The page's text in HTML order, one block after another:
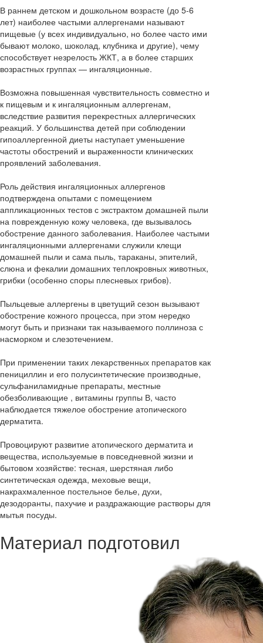
В раннем детском и дошкольном возрасте (до 5-6
лет) наиболее частыми аллергенами называют
пищевые (у всех индивидуально, но более часто ими
бывают молоко, шоколад, клубника и другие), чему
способствует незрелость ЖКТ, а в более старших
возрастных группах — ингаляционные.
Возможна повышенная чувствительность совместно и
к пищевым и к ингаляционным аллергенам,
вследствие развития перекрестных аллергических
реакций. У большинства детей при соблюдении
гипоаллергенной диеты наступает уменьшение
частоты обострений и выраженности клинических
проявлений заболевания.
Роль действия ингаляционных аллергенов
подтверждена опытами с помещением
аппликационных тестов с экстрактом домашней пыли
на поврежденную кожу человека, где вызывалось
обострение данного заболевания. Наиболее частыми
ингаляционными аллергенами служили клещи
домашней пыли и сама пыль, тараканы, эпителий,
слюна и фекалии домашних теплокровных животных,
грибки (особенно споры плесневых грибов).
Пыльцевые аллергены в цветущий сезон вызывают
обострение кожного процесса, при этом нередко
могут быть и признаки так называемого поллиноза с
насморком и слезотечением.
При применении таких лекарственных препаратов как
пенициллин и его полусинтетические производные,
сульфаниламидные препараты, местные
обезболивающие , витамины группы В, часто
наблюдается тяжелое обострение атопического
дерматита.
Провоцируют развитие атопического дерматита и
вещества, используемые в повседневной жизни и
бытовом хозяйстве: тесная, шерстяная либо
синтетическая одежда, меховые вещи,
накрахмаленное постельное белье, духи,
дезодоранты, пахучие и раздражающие растворы для
мытья посуды.
Материал подготовил